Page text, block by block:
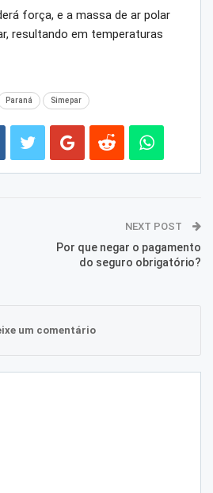
força, e a massa de ar polar
resultando em temperaturas
Paraná Simepar
NEXT POST
Por que negar o pagamento
do seguro obrigatório?
um comentário